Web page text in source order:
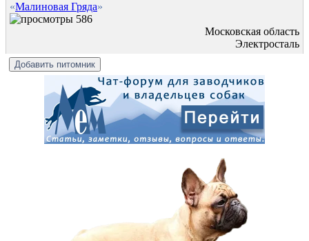
«Малиновая Гряда»
586
Московская область
Электросталь
Добавить питомник